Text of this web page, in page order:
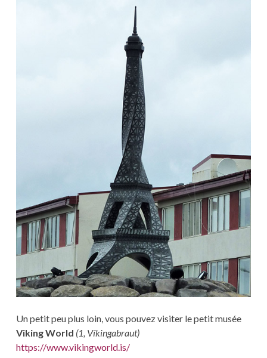
Un petit peu plus loin, vous pouvez visiter le petit musée
Viking World (1, Víkingabraut)
https://www.vikingworld.is/